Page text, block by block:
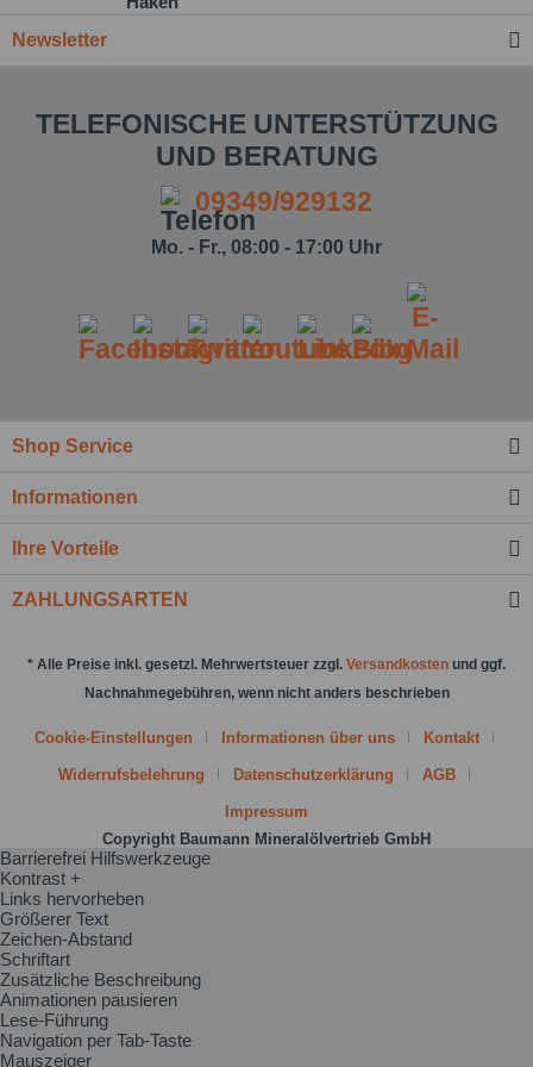
Felder mit * sind Pflichtfelder.
Nachricht senden
Newsletter
TELEFONISCHE UNTERSTÜTZUNG
UND BERATUNG
09349/929132
Mo. - Fr., 08:00 - 17:00 Uhr
Shop Service
Informationen
Ihre Vorteile
ZAHLUNGSARTEN
* Alle Preise inkl. gesetzl. Mehrwertsteuer zzgl. Versandkosten und ggf.
Nachnahmegebühren, wenn nicht anders beschrieben
Cookie-Einstellungen Informationen über uns Kontakt
Widerrufsbelehrung Datenschutzerklärung AGB
Impressum
Copyright Baumann Mineralölvertrieb GmbH
Barrierefrei Hilfswerkzeuge
Kontrast +
Links hervorheben
Größerer Text
Zeichen-Abstand
Schriftart
Zusätzliche Beschreibung
Animationen pausieren
Lese-Führung
Navigation per Tab-Taste
Mauszeiger